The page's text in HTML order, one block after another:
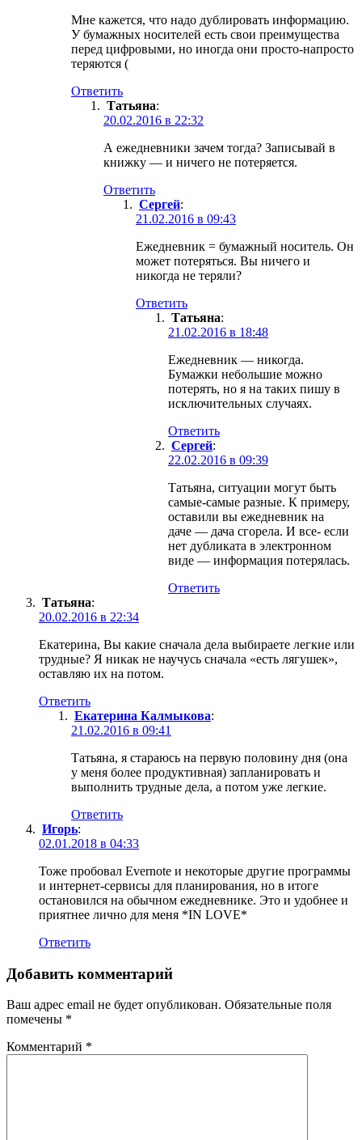
Мне кажется, что надо дублировать информацию.
У бумажных носителей есть свои преимущества
перед цифровыми, но иногда они просто-напросто
теряются (
Ответить
Татьяна:
20.02.2016 в 22:32
А ежедневники зачем тогда? Записывай в
книжку — и ничего не потеряется.
Ответить
Сергей:
21.02.2016 в 09:43
Ежедневник = бумажный носитель. Он
может потеряться. Вы ничего и
никогда не теряли?
Ответить
Татьяна:
21.02.2016 в 18:48
Ежедневник — никогда.
Бумажки небольшие можно
потерять, но я на таких пишу в
исключительных случаях.
Ответить
Сергей:
22.02.2016 в 09:39
Татьяна, ситуации могут быть
самые-самые разные. К примеру,
оставили вы ежедневник на
даче — дача сгорела. И все- если
нет дубликата в электронном
виде — информация потерялась.
Ответить
Татьяна:
20.02.2016 в 22:34
Екатерина, Вы какие сначала дела выбираете легкие или
трудные? Я никак не научусь сначала «есть лягушек»,
оставляю их на потом.
Ответить
Екатерина Калмыкова:
21.02.2016 в 09:41
Татьяна, я стараюсь на первую половину дня (она
у меня более продуктивная) запланировать и
выполнить трудные дела, а потом уже легкие.
Ответить
Игорь:
02.01.2018 в 04:33
Тоже пробовал Evernote и некоторые другие программы
и интернет-сервисы для планирования, но в итоге
остановился на обычном ежедневнике. Это и удобнее и
приятнее лично для меня *IN LOVE*
Ответить
Добавить комментарий
Ваш адрес email не будет опубликован. Обязательные поля
помечены *
Комментарий *